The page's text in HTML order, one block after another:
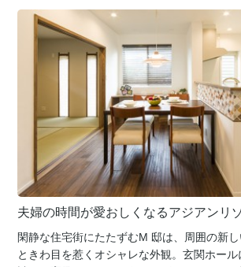
夫婦の時間が愛おしくなるアジアンリ
閑静な住宅街にたたずむM 邸は、周囲の新
ときわ目を惹くオシャレな外観。玄関ホール